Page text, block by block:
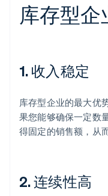
库存型企
1. 收入稳定
库存型企业的最大优
果您能够确保一定数
得固定的销售额，从
2. 连续性高